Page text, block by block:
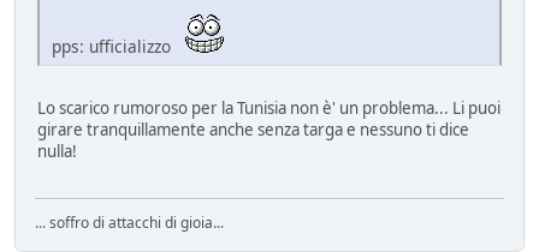
pps: ufficializzo
Lo scarico rumoroso per la Tunisia non è' un problema... Li puoi
girare tranquillamente anche senza targa e nessuno ti dice
nulla!
... soffro di attacchi di gioia...